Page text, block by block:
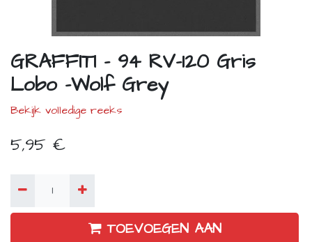
GRAFFITI - 94 RV-120 Gris
Lobo -Wolf Grey
Bekijk volledige reeks
5,95 €
TOEVOEGEN AAN